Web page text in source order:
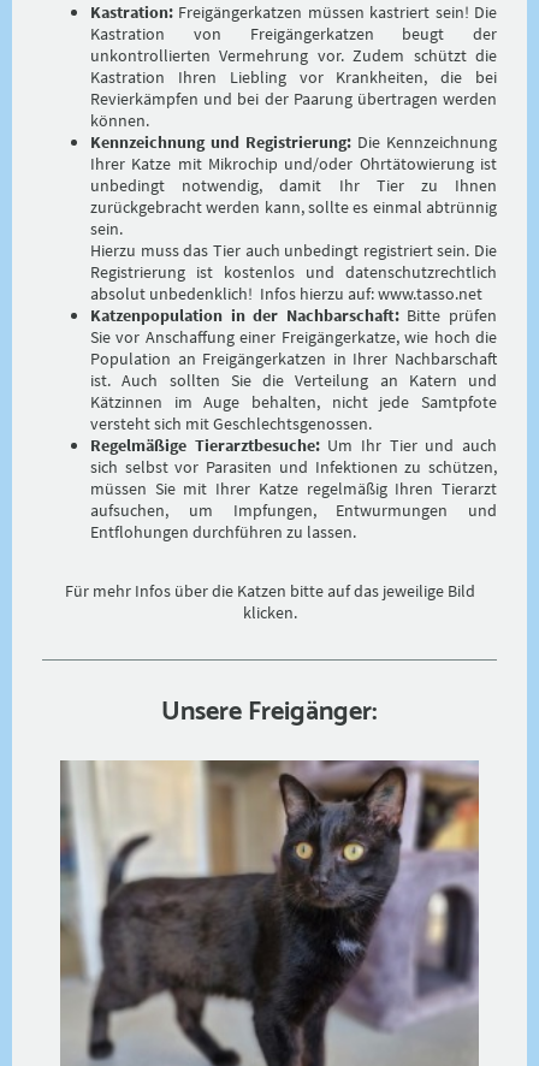
Kastration: Freigängerkatzen müssen kastriert sein! Die
Kastration von Freigängerkatzen beugt der
unkontrollierten Vermehrung vor. Zudem schützt die
Kastration Ihren Liebling vor Krankheiten, die bei
Revierkämpfen und bei der Paarung übertragen werden
können.
Kennzeichnung und Registrierung: Die Kennzeichnung
Ihrer Katze mit Mikrochip und/oder Ohrtätowierung ist
unbedingt notwendig, damit Ihr Tier zu Ihnen
zurückgebracht werden kann, sollte es einmal abtrünnig
sein.
Hierzu muss das Tier auch unbedingt registriert sein. Die
Registrierung ist kostenlos und datenschutzrechtlich
absolut unbedenklich! Infos hierzu auf: www.tasso.net
Katzenpopulation in der Nachbarschaft:Bitte prüfen
Sie vor Anschaffung einer Freigängerkatze, wie hoch die
Population an Freigängerkatzen in Ihrer Nachbarschaft
ist. Auch sollten Sie die Verteilung an Katern und
Kätzinnen im Auge behalten, nicht jede Samtpfote
versteht sich mit Geschlechtsgenossen.
Regelmäßige Tierarztbesuche:Um Ihr Tier und auch
sich selbst vor Parasiten und Infektionen zu schützen,
müssen Sie mit Ihrer Katze regelmäßig Ihren Tierarzt
aufsuchen, um Impfungen, Entwurmungen und
Entflohungen durchführen zu lassen.
Für mehr Infos über die Katzen bitte auf das jeweilige Bild
klicken.
Unsere Freigänger: